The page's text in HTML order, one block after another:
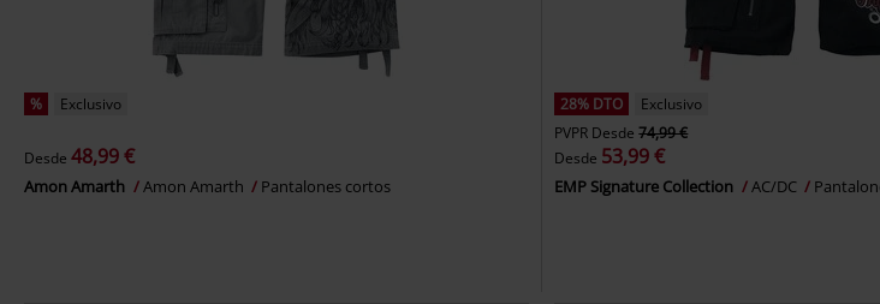
% Exclusivo
Desde 48,99 €
Amon Amarth Amon Amarth Pantalones cortos
28% DTO
Exclusivo
PVPR Desde74,99 €
Desde 53,99 €
EMP Signature Collection AC/DC